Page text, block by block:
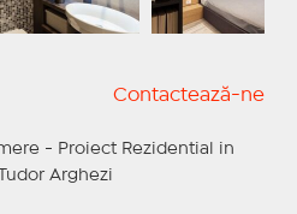
Contactează-ne
- Proiect Rezidential in
Arghezi